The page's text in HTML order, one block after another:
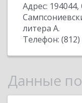
Адрес:
литера А.
Телефон:
Данные